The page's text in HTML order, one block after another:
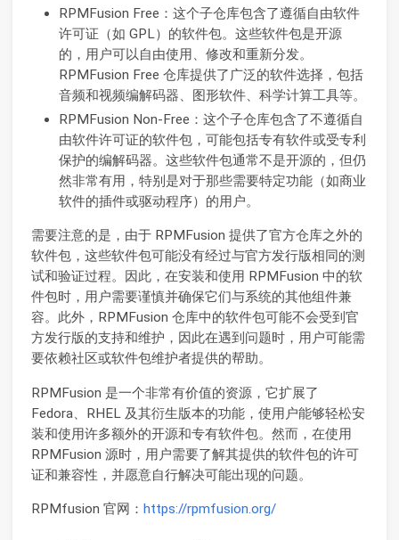
RPMFusion Free：这个子仓库包含了遵循自由软件
许可证（如 GPL）的软件包。这些软件包是开源
的，用户可以自由使用、修改和重新分发。
RPMFusion Free 仓库提供了广泛的软件选择，包括
音频和视频编解码器、图形软件、科学计算工具等。
RPMFusion Non-Free：这个子仓库包含了不遵循自
由软件许可证的软件包，可能包括专有软件或受专利
保护的编解码器。这些软件包通常不是开源的，但仍
然非常有用，特别是对于那些需要特定功能（如商业
软件的插件或驱动程序）的用户。
需要注意的是，由于 RPMFusion 提供了官方仓库之外的
软件包，这些软件包可能没有经过与官方发行版相同的测
试和验证过程。因此，在安装和使用 RPMFusion 中的软
件包时，用户需要谨慎并确保它们与系统的其他组件兼
容。此外，RPMFusion 仓库中的软件包可能不会受到官
方发行版的支持和维护，因此在遇到问题时，用户可能需
要依赖社区或软件包维护者提供的帮助。
RPMFusion 是一个非常有价值的资源，它扩展了
Fedora、RHEL 及其衍生版本的功能，使用户能够轻松安
装和使用许多额外的开源和专有软件包。然而，在使用
RPMFusion 源时，用户需要了解其提供的软件包的许可
证和兼容性，并愿意自行解决可能出现的问题。
RPMfusion 官网： https://rpmfusion.org/